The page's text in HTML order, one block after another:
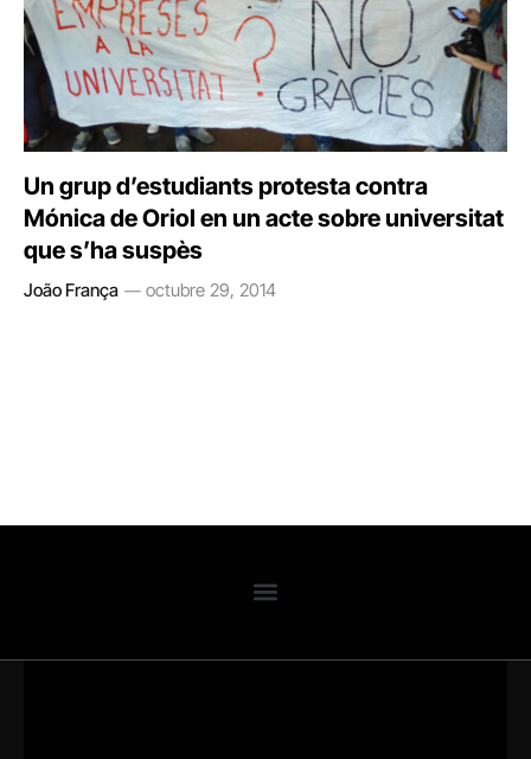
Un grup d’estudiants protesta contra
Mónica de Oriol en un acte sobre universitat
que s’ha suspès
João França octubre 29, 2014